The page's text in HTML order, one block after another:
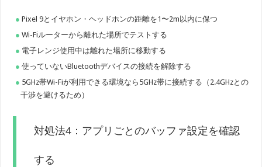
Pixel 9とイヤホン・ヘッドホンの距離を1〜2m以内に保つ
Wi-Fiルーターから離れた場所でテストする
電子レンジ使用中は離れた場所に移動する
使っていないBluetoothデバイスの接続を解除する
5GHz帯Wi-Fiが利用できる環境なら5GHz帯に接続する（2.4GHzとの
干渉を避けるため）
対処法4：アプリごとのバッファ設定を確認
する